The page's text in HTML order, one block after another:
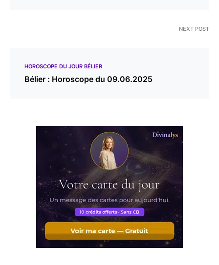
NEXT POST
HOROSCOPE DU JOUR BÉLIER
Bélier : Horoscope du 09.06.2025